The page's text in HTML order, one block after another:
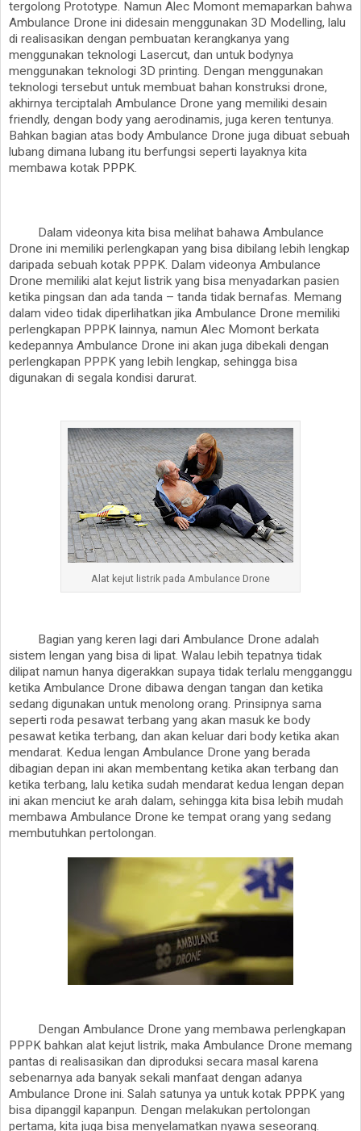
tergolong Prototype. Namun Alec Momont memaparkan bahwa
Ambulance Drone ini didesain menggunakan 3D Modelling, lalu
di realisasikan dengan pembuatan kerangkanya yang
menggunakan teknologi Lasercut, dan untuk bodynya
menggunakan teknologi 3D printing. Dengan menggunakan
teknologi tersebut untuk membuat bahan konstruksi drone,
akhirnya terciptalah Ambulance Drone yang memiliki desain
friendly, dengan body yang aerodinamis, juga keren tentunya.
Bahkan bagian atas body Ambulance Drone juga dibuat sebuah
lubang dimana lubang itu berfungsi seperti layaknya kita
membawa kotak PPPK.
Dalam videonya kita bisa melihat bahawa Ambulance
Drone ini memiliki perlengkapan yang bisa dibilang lebih lengkap
daripada sebuah kotak PPPK. Dalam videonya Ambulance
Drone memiliki alat kejut listrik yang bisa menyadarkan pasien
ketika pingsan dan ada tanda – tanda tidak bernafas. Memang
dalam video tidak diperlihatkan jika Ambulance Drone memiliki
perlengkapan PPPK lainnya, namun Alec Momont berkata
kedepannya Ambulance Drone ini akan juga dibekali dengan
perlengkapan PPPK yang lebih lengkap, sehingga bisa
digunakan di segala kondisi darurat.
Alat kejut listrik pada Ambulance Drone
Bagian yang keren lagi dari Ambulance Drone adalah
sistem lengan yang bisa di lipat. Walau lebih tepatnya tidak
dilipat namun hanya digerakkan supaya tidak terlalu mengganggu
ketika Ambulance Drone dibawa dengan tangan dan ketika
sedang digunakan untuk menolong orang. Prinsipnya sama
seperti roda pesawat terbang yang akan masuk ke body
pesawat ketika terbang, dan akan keluar dari body ketika akan
mendarat. Kedua lengan Ambulance Drone yang berada
dibagian depan ini akan membentang ketika akan terbang dan
ketika terbang, lalu ketika sudah mendarat kedua lengan depan
ini akan menciut ke arah dalam, sehingga kita bisa lebih mudah
membawa Ambulance Drone ke tempat orang yang sedang
membutuhkan pertolongan.
Dengan Ambulance Drone yang membawa perlengkapan
PPPK bahkan alat kejut listrik, maka Ambulance Drone memang
pantas di realisasikan dan diproduksi secara masal karena
sebenarnya ada banyak sekali manfaat dengan adanya
Ambulance Drone ini. Salah satunya ya untuk kotak PPPK yang
bisa dipanggil kapanpun. Dengan melakukan pertolongan
pertama, kita juga bisa menyelamatkan nyawa seseorang.